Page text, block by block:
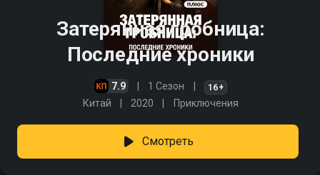
Затерянная гробница:
Последние хроники
7.9 1 Сезон 16+
Китай 2020 Приключения
Смотреть